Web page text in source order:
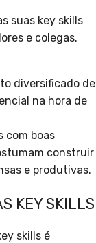
suas key skills
e colegas.
diversificado de
na hora de
com boas
construir
e produtivas.
KEY SKILLS
skills é